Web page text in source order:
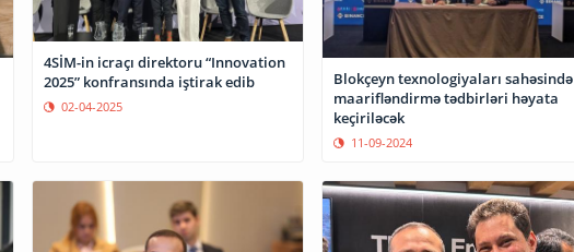
4SİM-in icraçı direktoru “Innovation
2025” konfransında iştirak edib
02-04-2025
Blokçeyn texnologiyaları sahəsində
maarifləndirmə tədbirləri həyata
keçiriləcək
11-09-2024